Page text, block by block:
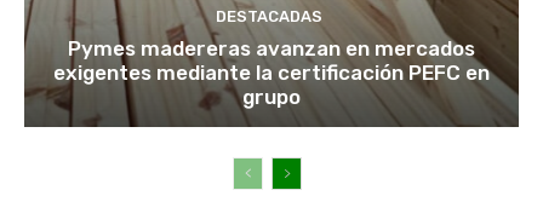
DESTACADAS
Pymes madereras avanzan en mercados
exigentes mediante la certificación PEFC en
grupo